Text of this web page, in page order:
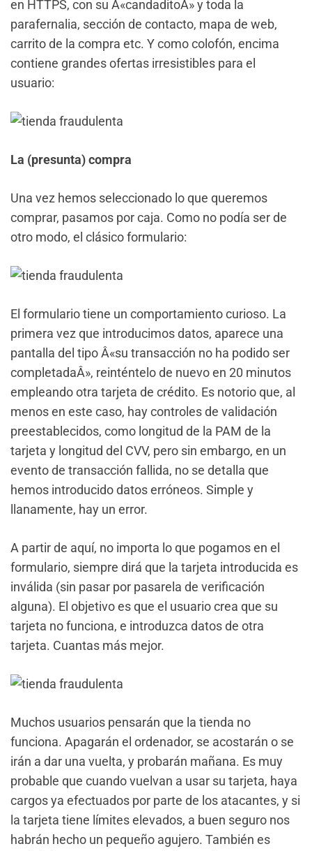
en HTTPS, con su Â«candaditoÂ» y toda la
parafernalia, sección de contacto, mapa de web,
carrito de la compra etc. Y como colofón, encima
contiene grandes ofertas irresistibles para el
usuario:
La (presunta) compra
Una vez hemos seleccionado lo que queremos
comprar, pasamos por caja. Como no podía ser de
otro modo, el clásico formulario:
El formulario tiene un comportamiento curioso. La
primera vez que introducimos datos, aparece una
pantalla del tipo Â«su transacción no ha podido ser
completadaÂ», reinténtelo de nuevo en 20 minutos
empleando otra tarjeta de crédito. Es notorio que, al
menos en este caso, hay controles de validación
preestablecidos, como longitud de la PAM de la
tarjeta y longitud del CVV, pero sin embargo, en un
evento de transacción fallida, no se detalla que
hemos introducido datos erróneos. Simple y
llanamente, hay un error.
A partir de aquí, no importa lo que pogamos en el
formulario, siempre dirá que la tarjeta introducida es
inválida (sin pasar por pasarela de verificación
alguna). El objetivo es que el usuario crea que su
tarjeta no funciona, e introduzca datos de otra
tarjeta. Cuantas más mejor.
Muchos usuarios pensarán que la tienda no
funciona. Apagarán el ordenador, se acostarán o se
irán a dar una vuelta, y probarán mañana. Es muy
probable que cuando vuelvan a usar su tarjeta, haya
cargos ya efectuados por parte de los atacantes, y si
la tarjeta tiene límites elevados, a buen seguro nos
habrán hecho un pequeño agujero. También es